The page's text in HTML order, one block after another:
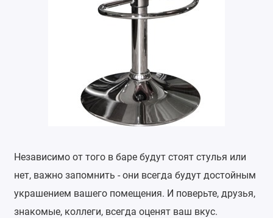
Независимо от того в баре будут стоят стулья или
нет, важно запомнить - они всегда будут достойным
украшением вашего помещения. И поверьте, друзья,
знакомые, коллеги, всегда оценят ваш вкус.